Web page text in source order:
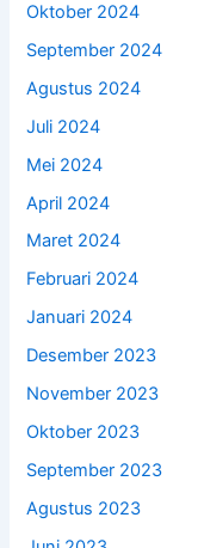
Oktober 2024
September 2024
Agustus 2024
Juli 2024
Mei 2024
April 2024
Maret 2024
Februari 2024
Januari 2024
Desember 2023
November 2023
Oktober 2023
September 2023
Agustus 2023